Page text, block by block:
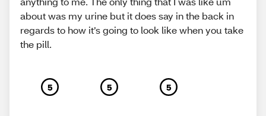
about was my urine but it does say in the back in
regards to how it’s going to look like when you take
the pill.
5 5 5